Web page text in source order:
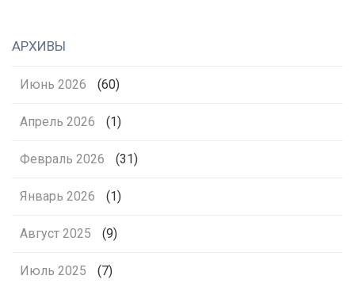
АРХИВЫ
Июнь 2026 (60)
Апрель 2026 (1)
Февраль 2026 (31)
Январь 2026 (1)
Август 2025 (9)
Июль 2025 (7)